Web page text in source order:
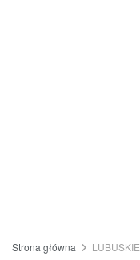
Strona główna LUBUSKIE